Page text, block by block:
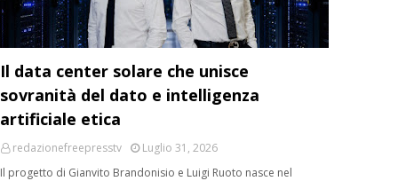
Il data center solare che unisce
sovranità del dato e intelligenza
artificiale etica
redazionefreepresstv
Luglio 31, 2026
Il progetto di Gianvito Brandonisio e Luigi Ruoto nasce nel